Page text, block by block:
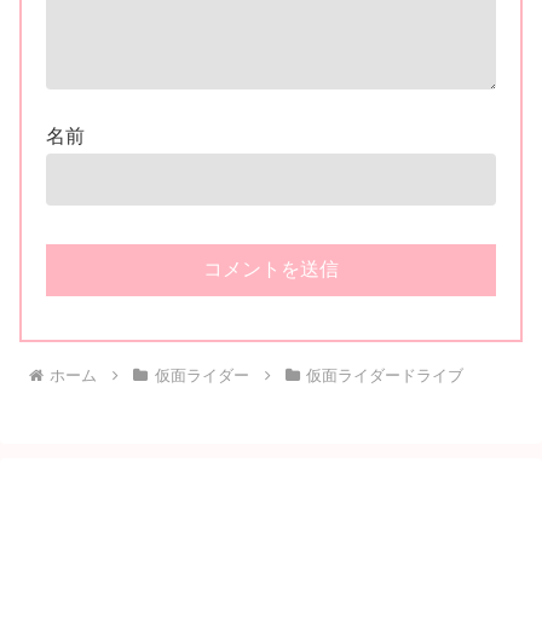
名前
ホーム 仮面ライダー 仮面ライダードライブ